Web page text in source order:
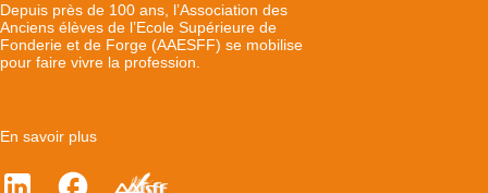
Depuis près de 100 ans, l’Association des
Anciens élèves de l’Ecole Supérieure de
Fonderie et de Forge (AAESFF) se mobilise
pour faire vivre la profession.
En savoir plus